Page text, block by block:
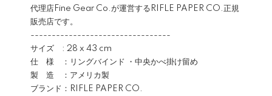
代理店Fine Gear Co.が運営するRIFLE PAPER CO.正規
販売店です。
---------------------------------
サイズ : 28 x 43 cm
仕 様 ：リングバインド ・中央かべ掛け留め
製 造 ：アメリカ製
ブランド：RIFLE PAPER CO.